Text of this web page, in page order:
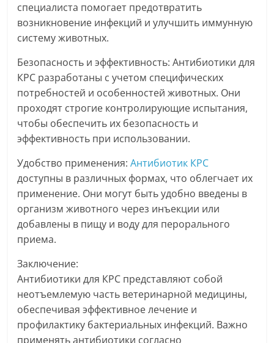
специалиста помогает предотвратить
возникновение инфекций и улучшить иммунную
систему животных.
Безопасность и эффективность: Антибиотики для
КРС разработаны с учетом специфических
потребностей и особенностей животных. Они
проходят строгие контролирующие испытания,
чтобы обеспечить их безопасность и
эффективность при использовании.
Удобство применения:Антибиотик КРС
доступны в различных формах, что облегчает их
применение. Они могут быть удобно введены в
организм животного через инъекции или
добавлены в пищу и воду для перорального
приема.
Заключение:
Антибиотики для КРС представляют собой
неотъемлемую часть ветеринарной медицины,
обеспечивая эффективное лечение и
профилактику бактериальных инфекций. Важно
применять антибиотики согласно